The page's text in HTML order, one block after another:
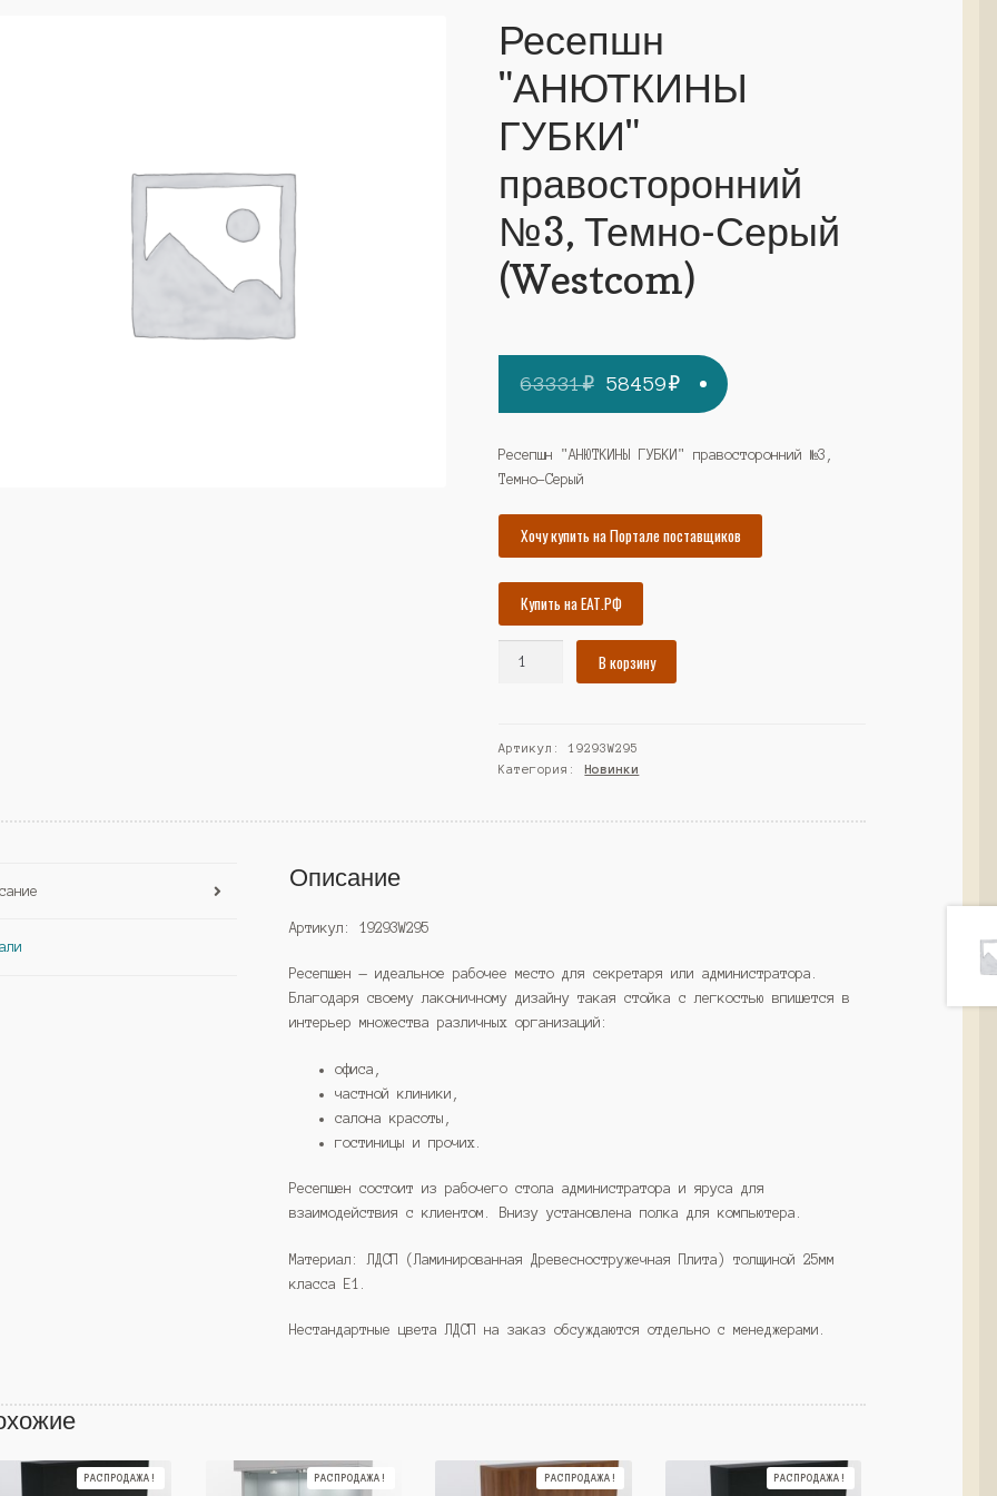
Ресепшн
"АНЮТКИНЫ
ГУБКИ"
правосторонний
№3, Темно-Серый
(Westcom)
63331₽ Первоначальная
цена
составляла
58459₽Текущая
цена:
58459₽.
Ресепшн "АНЮТКИНЫ ГУБКИ" правосторонний №3,
Темно-Серый
Хочу купить на Портале поставщиков
Купить на ЕАТ.РФ
ГУБКИ"
правосторонний
Темно-
В корзину
Артикул:19293W295
Категория:Новинки
Описание
Артикул: 19293W295
Ресепшен — идеальное рабочее место для секретаря или администратора.
Благодаря своему лаконичному дизайну такая стойка с легкостью впишется в
интерьер множества различных организаций:
офиса,
частной клиники,
салона красоты,
гостиницы и прочих.
Ресепшен состоит из рабочего стола администратора и яруса для
взаимодействия с клиентом. Внизу установлена полка для компьютера.
Материал: ЛДСП (Ламинированная Древесностружечная Плита) толщиной 25мм
класса Е1.
Нестандартные цвета ЛДСП на заказ обсуждаются отдельно с менеджерами.
РАСПРОДАЖА! РАСПРОДАЖА! РАСПРОДАЖА! РАСПРОДАЖА!